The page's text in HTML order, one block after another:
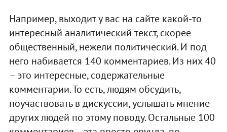
Например, выходит у вас на сайте какой-то
интересный аналитический текст, скорее
общественный, нежели политический. И под
него набивается 140 комментариев. Из них 40
– это интересные, содержательные
комментарии. То есть, людям обсудить,
поучаствовать в дискуссии, услышать мнение
других людей по этому поводу. Остальные 100